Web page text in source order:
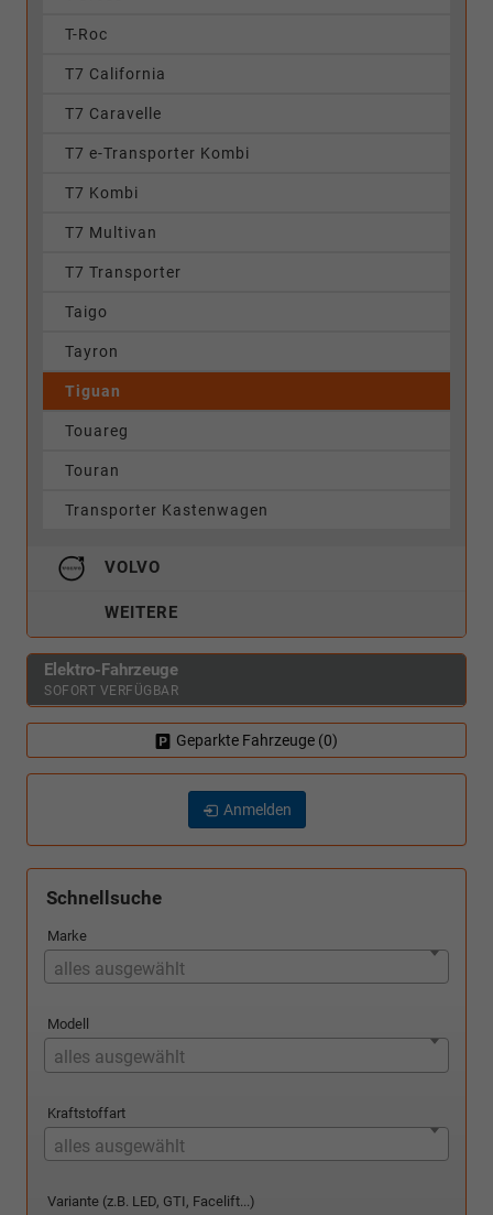
T-Roc
T7 California
T7 Caravelle
T7 e-Transporter Kombi
T7 Kombi
T7 Multivan
T7 Transporter
Taigo
Tayron
Tiguan
Touareg
Touran
Transporter Kastenwagen
VOLVO
WEITERE
Elektro-Fahrzeuge
SOFORT VERFÜGBAR
Geparkte Fahrzeuge (0)
Anmelden
Schnellsuche
Marke
alles ausgewählt
Modell
alles ausgewählt
Kraftstoffart
alles ausgewählt
Variante (z.B. LED, GTI, Facelift...)